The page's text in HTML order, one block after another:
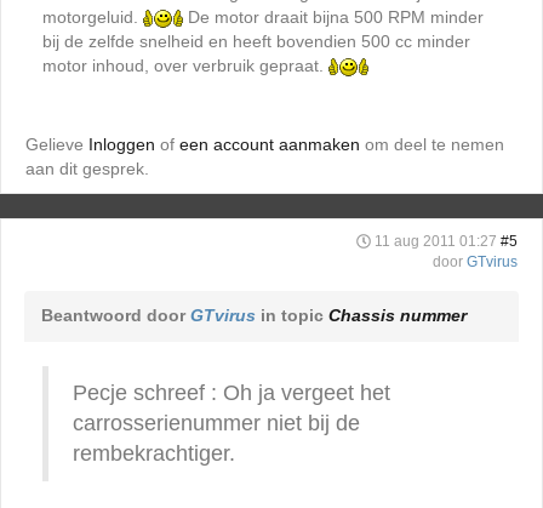
motorgeluid.
De motor draait bijna 500 RPM minder
bij de zelfde snelheid en heeft bovendien 500 cc minder
motor inhoud, over verbruik gepraat.
Gelieve Inloggen of een account aanmaken om deel te nemen
aan dit gesprek.
11 aug 2011 01:27 #5
door GTvirus
Beantwoord doorGTvirus in topic Chassis nummer
Pecje schreef : Oh ja vergeet het
carrosserienummer niet bij de
rembekrachtiger.